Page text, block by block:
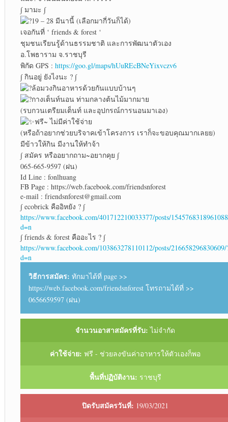
∫ มามะ ∫
19 – 28 มีนานี้ (เลือกมากี่วันก็ได้)
เจอกันที่ ‘ friends & forest ‘
ชุมชนเรียนรู้ด้านธรรมชาติ และการพัฒนาตัวเอง
อ.โพธาราม จ.ราชบุรี
พิกัด GPS : https://goo.gl/maps/hUuREcBNeYixvczv6
∫ กินอยู่ ยังไงนะ ? ∫
ล้อมวงกินอาหารด้วยกันแบบบ้านๆ
กางเต็นท์นอน ท่ามกลางต้นไม้มากมาย
(รบกวนเตรียมเต็นท์ และอุปกรณ์การนอนมาเอง)
ฟรี~ ไม่มีค่าใช้จ่าย
(หรือถ้าอยากช่วยบริจาคเข้าโครงการ เราก็จะขอบคุณมากเลยย)
มีข้าวให้กิน มีงานให้ทำจ้า
∫ สมัคร หรืออยากถาม~อยากคุย ∫
065-665-9597 (ฝน)
Id Line : fonlhuang
FB Page : https://web.facebook.com/friendsnforest
e-mail : friendsnforest@gmail.com
∫ ecobrick คืออิหยัง ? ∫
https://www.facebook.com/401712210033377/posts/
d=n
∫ friends & forest คืออะไร ? ∫
https://www.facebook.com/103863278110112/posts/216658296830609/
d=n
วิธีการสมัคร: ทักมาได้ที่ page >>
https://web.facebook.com/friendsnforest โทรถามได้ที่ >>
0656659597 (ฝน)
จำนวนอาสาสมัครที่รับ: ไม่จำกัด
ค่าใช้จ่าย: ฟรี - ช่วยลงขันค่าอาหารให้ตัวเองก็พอ
พื้นที่ปฏิบัติงาน: ราชบุรี
ปิดรับสมัครวันที่: 19/03/2021